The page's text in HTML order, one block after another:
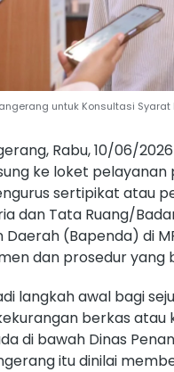
untuk Konsultasi
Rabu, 10/06/
ke loket
sertipikat atau
dan Tata Ruang/
Daerah (Bapenda) di
dan prosedur yang
langkah awal bagi
berkas atau
di bawah Dinas
itu dinilai